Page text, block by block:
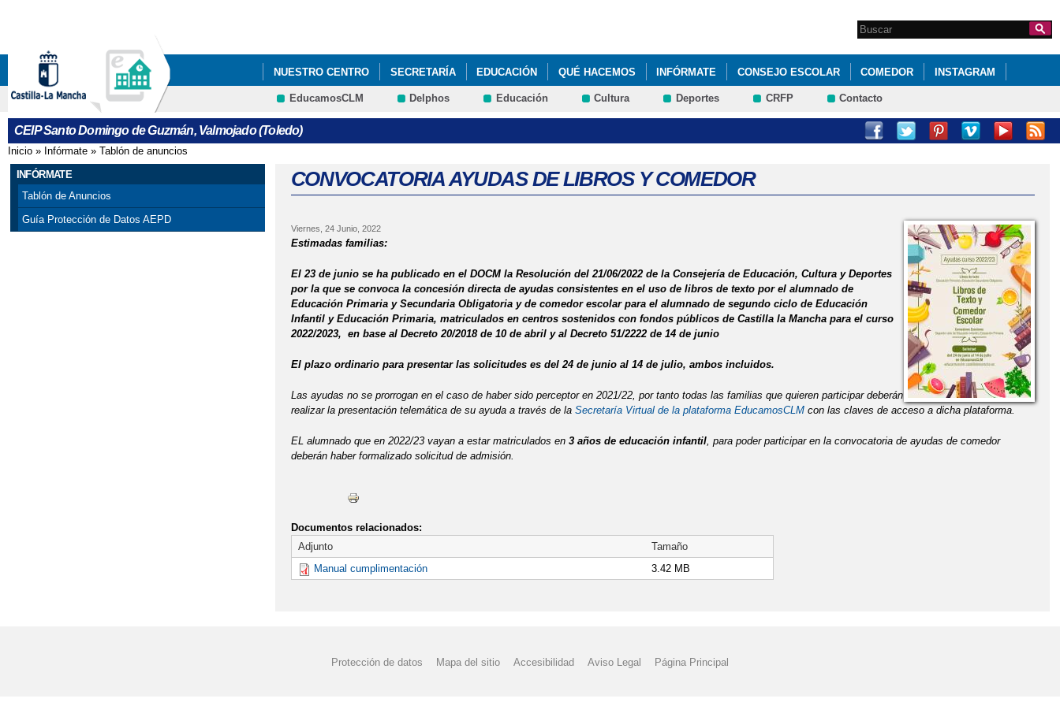
Formulario de
búsqueda
Search this site
NUESTRO CENTRO SECRETARÍA EDUCACIÓN QUÉ HACEMOS INFÓRMATE CONSEJO ESCOLAR COMEDOR INSTAGRAM
EducamosCLM Delphos Educación Cultura Deportes CRFP Contacto
CEIP Santo Domingo de Guzmán, Valmojado (Toledo)
Se encuentra usted aquí
Inicio » Infórmate » Tablón de anuncios
INFÓRMATE
Tablón de Anuncios
Guía Protección de Datos AEPD
CONVOCATORIA AYUDAS DE LIBROS Y COMEDOR
Viernes, 24 Junio, 2022
Estimadas familias:
El 23 de junio se ha publicado en el DOCM la Resolución del 21/06/2022 de la Consejería de Educación, Cultura y Deportes
por la que se convoca la concesión directa de ayudas consistentes en el uso de libros de texto por el alumnado de
Educación Primaria y Secundaria Obligatoria y de comedor escolar para el alumnado de segundo ciclo de Educación
Infantil y Educación Primaria, matriculados en centros sostenidos con fondos públicos de Castilla la Mancha para el curso
2022/2023, en base al Decreto 20/2018 de 10 de abril y al Decreto 51/2222 de 14 de junio
El plazo ordinario para presentar las solicitudes es del 24 de junio al 14 de julio, ambos incluidos.
Las ayudas no se prorrogan en el caso de haber sido perceptor en 2021/22, por tanto todas las familias que quieren participar deberán
realizar la presentación telemática de su ayuda a través de la Secretaría Virtual de la plataforma EducamosCLMcon las claves de acceso a dicha plataforma.
EL alumnado que en 2022/23 vayan a estar matriculados en 3 años de educación infantil, para poder participar en la convocatoria de ayudas de comedor
deberán haber formalizado solicitud de admisión.
Documentos relacionados:
Adjunto
Tamaño
Manual cumplimentación
3.42 MB
Protección de datos Mapa del sitio Accesibilidad Aviso Legal Página Principal